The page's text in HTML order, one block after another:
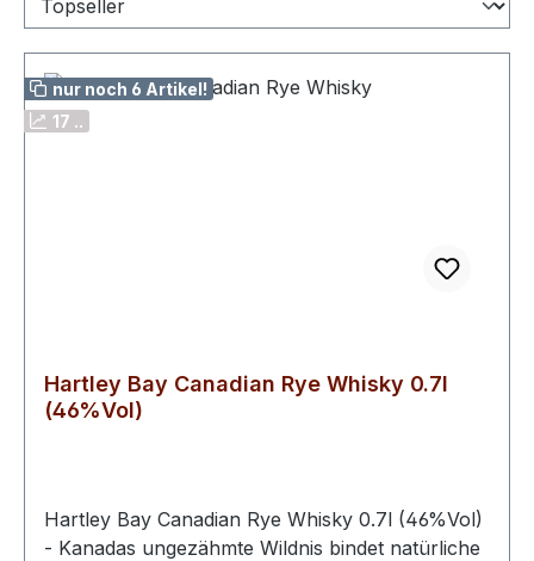
nur noch 6 Artikel!
17 ..
Hartley Bay Canadian Rye Whisky 0.7l
(46%Vol)
Hartley Bay Canadian Rye Whisky 0.7l (46%Vol)
- Kanadas ungezähmte Wildnis bindet natürliche